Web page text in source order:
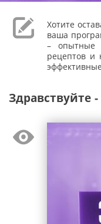
Хотите
ваша
– опытные
рецептов и
Здравствуйте